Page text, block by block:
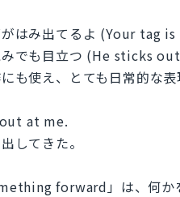
はみ出てるよ (Your tag
みでも目立つ (He sticks
も使え、とても日常的な表
at me.
してきた。
forward」は、何か